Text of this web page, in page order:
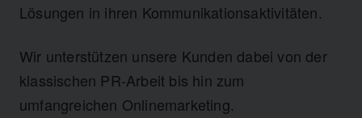
Lösungen in ihren Kommunikationsaktivitäten.
Wir unterstützen unsere Kunden dabei von der
klassischen PR-Arbeit bis hin zum
umfangreichen Onlinemarketing.